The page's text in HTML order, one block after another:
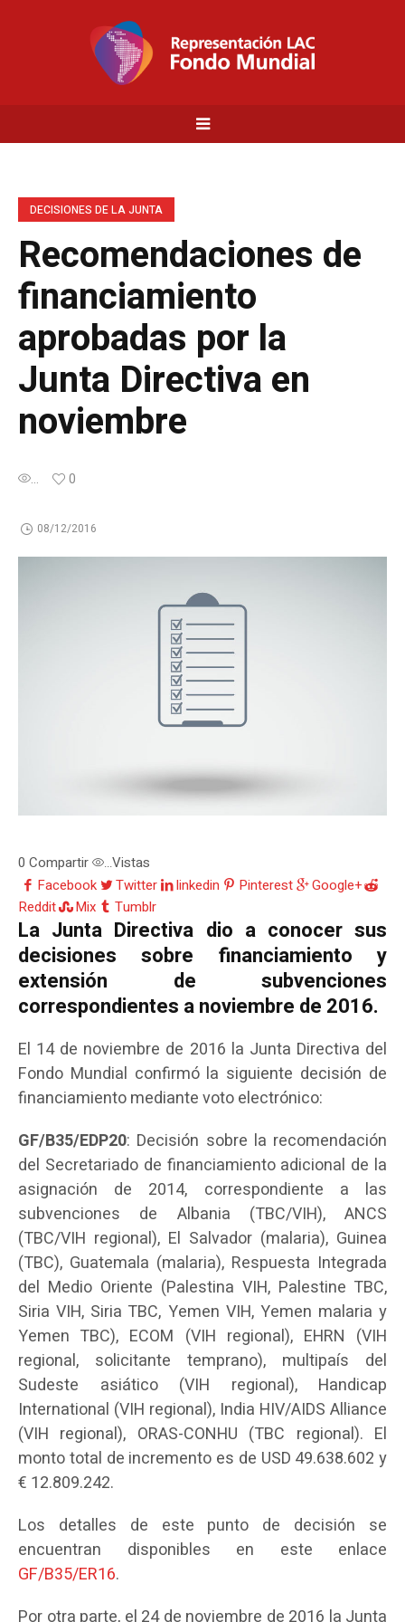
DECISIONES DE LA JUNTA
Recomendaciones de
financiamiento
aprobadas por la
Junta Directiva en
noviembre
... 0
08/12/2016
0 Compartir ...Vistas
Facebook
Twitter linkedin Pinterest
Google+
Reddit
Mix Tumblr
La Junta Directiva dio a conocer sus
decisiones sobre financiamiento y
extensión de subvenciones
correspondientes a noviembre de 2016.
El 14 de noviembre de 2016 la Junta Directiva del
Fondo Mundial confirmó la siguiente decisión de
financiamiento mediante voto electrónico:
GF/B35/EDP20: Decisión sobre la recomendación
del Secretariado de financiamiento adicional de la
asignación de 2014, correspondiente a las
subvenciones de Albania (TBC/VIH), ANCS
(TBC/VIH regional), El Salvador (malaria), Guinea
(TBC), Guatemala (malaria), Respuesta Integrada
del Medio Oriente (Palestina VIH, Palestine TBC,
Siria VIH, Siria TBC, Yemen VIH, Yemen malaria y
Yemen TBC), ECOM (VIH regional), EHRN (VIH
regional, solicitante temprano), multipaís del
Sudeste asiático (VIH regional), Handicap
International (VIH regional), India HIV/AIDS Alliance
(VIH regional), ORAS-CONHU (TBC regional). El
monto total de incremento es de USD 49.638.602 y
€ 12.809.242.
Los detalles de este punto de decisión se
encuentran disponibles en este enlace
GF/B35/ER16.
Por otra parte, el 24 de noviembre de 2016 la Junta